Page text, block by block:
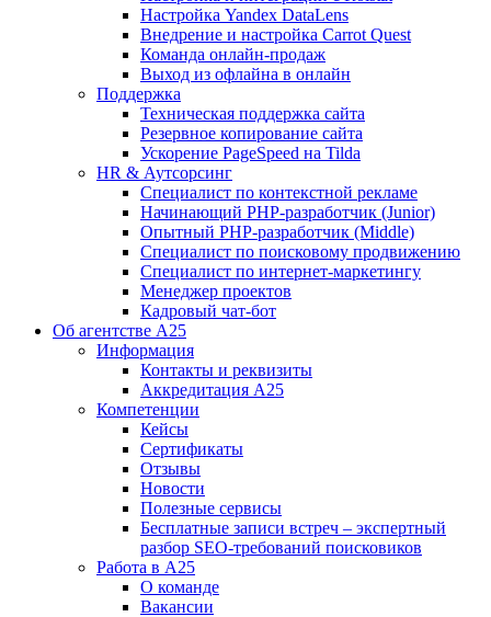
Настройка Yandex DataLens
Внедрение и настройка Carrot Quest
Команда онлайн-продаж
Выход из офлайна в онлайн
Поддержка
Техническая поддержка сайта
Резервное копирование сайта
Ускорение PageSpeed на Tilda
HR & Аутсорсинг
Специалист по контекстной рекламе
Начинающий PHP-разработчик (Junior)
Опытный PHP-разработчик (Middle)
Специалист по поисковому продвижению
Специалист по интернет-маркетингу
Менеджер проектов
Кадровый чат-бот
Об агентстве А25
Информация
Контакты и реквизиты
Аккредитация А25
Компетенции
Кейсы
Сертификаты
Отзывы
Новости
Полезные сервисы
Бесплатные записи встреч – экспертный
разбор SEO-требований поисковиков
Работа в А25
О команде
Вакансии